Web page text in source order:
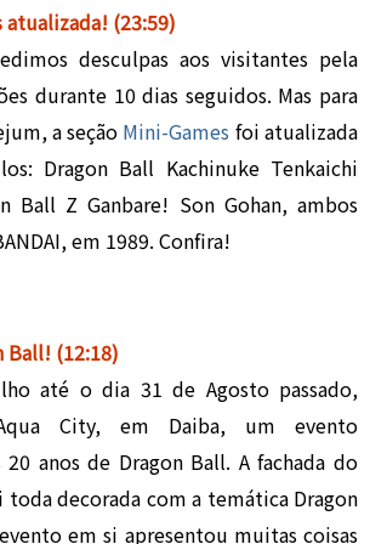
atualizada! (23:59)
desculpas aos visitantes pela
durante 10 dias seguidos. Mas para
a seção Mini-Games foi atualizada
Dragon Ball Kachinuke Tenkaichi
Ball Z Ganbare! Son Gohan, ambos
em 1989. Confira!
Ball! (12:18)
até o dia 31 de Agosto passado,
City, em Daiba, um evento
anos de Dragon Ball. A fachada do
decorada com a temática Dragon
em si apresentou muitas coisas